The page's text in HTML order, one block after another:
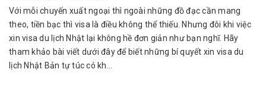
Với mỗi chuyến xuất ngoại thì ngoài những đồ đạc cần mang
theo, tiền bạc thì visa là điều không thể thiếu. Nhưng đôi khi việc
xin visa du lịch Nhật lại không hề đơn giản như bạn nghĩ. Hãy
tham khảo bài viết dưới đây để biết những bí quyết xin visa du
lịch Nhật Bản tự túc có kh...